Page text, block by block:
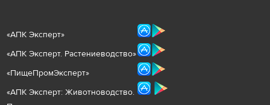
«АПК Эксперт»
«АПК Эксперт. Растениеводство»
«ПищеПромЭксперт»
«АПК Эксперт: Животноводство.